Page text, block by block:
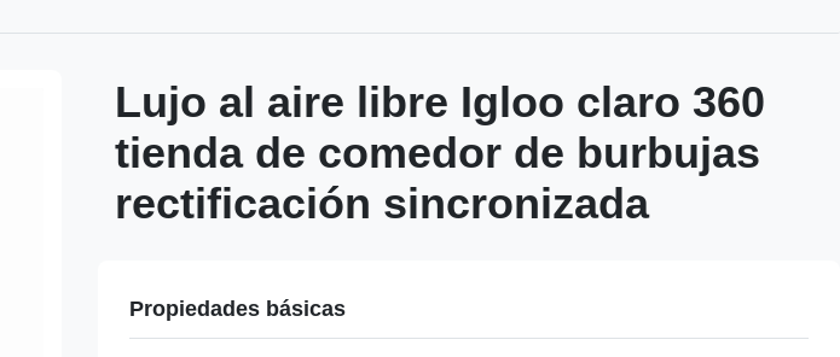
Lujo al aire libre Igloo claro 360
tienda de comedor de burbujas
rectificación sincronizada
Propiedades básicas